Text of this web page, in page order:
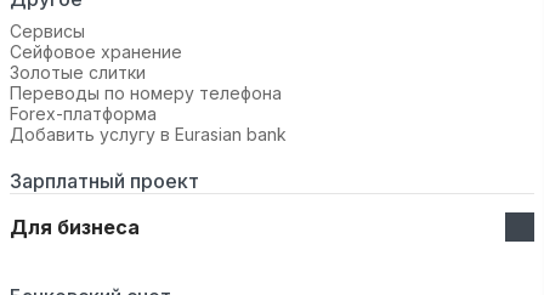
Сервисы
Сейфовое хранение
Золотые слитки
Переводы по номеру телефона
Forex-платформа
Добавить услугу в Eurasian bank
Зарплатный проект
Для бизнеса